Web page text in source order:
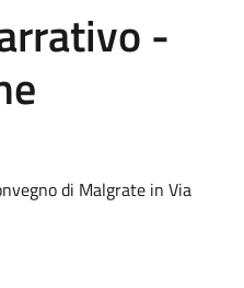
-
di Malgrate in Via